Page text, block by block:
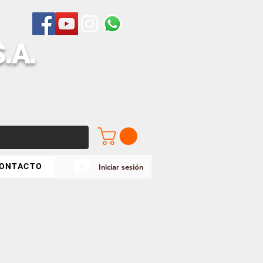
.A.
Iniciar sesión